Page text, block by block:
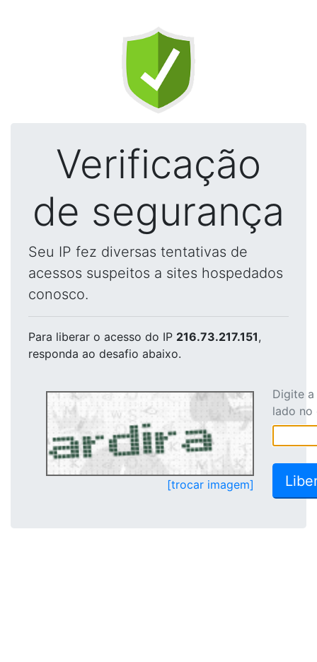
Verificação
de segurança
Seu IP fez diversas tentativas de
acessos suspeitos a sites hospedados
conosco.
Para liberar o acesso do IP 216.73.217.151,
responda ao desafio abaixo.
[trocar imagem]
Digite
lado no